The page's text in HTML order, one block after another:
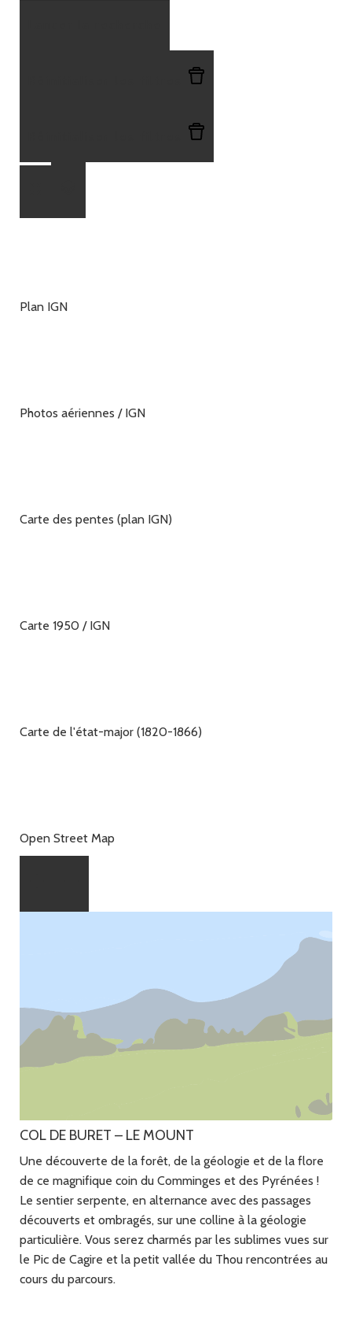
Plan IGN
Photos aériennes / IGN
Carte des pentes (plan IGN)
Carte 1950 / IGN
Carte de l'état-major (1820-1866)
Open Street Map
COL DE BURET – LE MOUNT
Une découverte de la forêt, de la géologie et de la flore
de ce magnifique coin du Comminges et des Pyrénées !
Le sentier serpente, en alternance avec des passages
découverts et ombragés, sur une colline à la géologie
particulière. Vous serez charmés par les sublimes vues sur
le Pic de Cagire et la petit vallée du Thou rencontrées au
cours du parcours.